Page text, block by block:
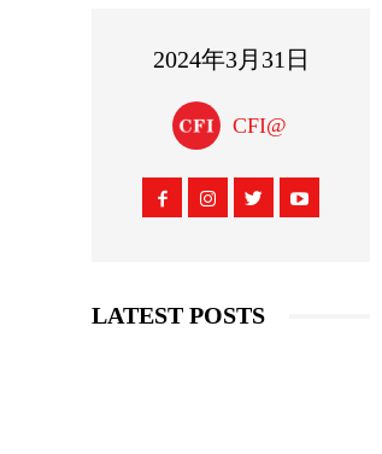
2024年3月31日
CFI@
LATEST POSTS